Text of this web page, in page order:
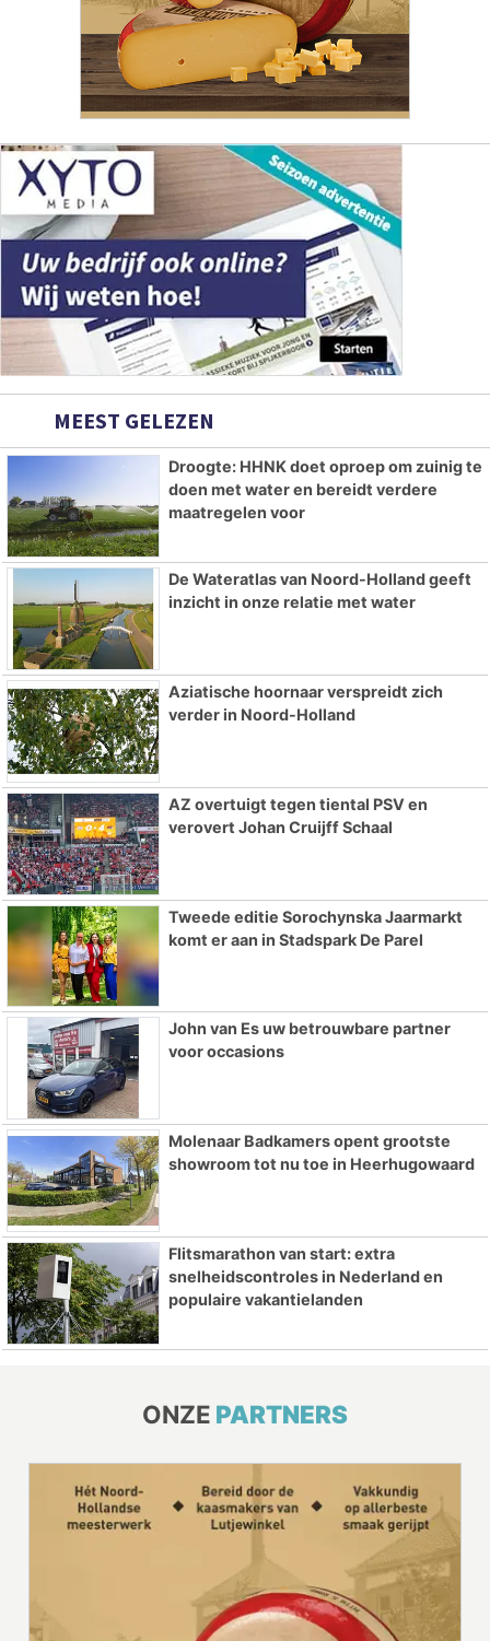
MEEST GELEZEN
Droogte: HHNK doet oproep om zuinig te
doen met water en bereidt verdere
maatregelen voor
De Wateratlas van Noord-Holland geeft
inzicht in onze relatie met water
Aziatische hoornaar verspreidt zich
verder in Noord-Holland
AZ overtuigt tegen tiental PSV en
verovert Johan Cruijff Schaal
Tweede editie Sorochynska Jaarmarkt
komt er aan in Stadspark De Parel
John van Es uw betrouwbare partner
voor occasions
Molenaar Badkamers opent grootste
showroom tot nu toe in Heerhugowaard
Flitsmarathon van start: extra
snelheidscontroles in Nederland en
populaire vakantielanden
ONZE PARTNERS